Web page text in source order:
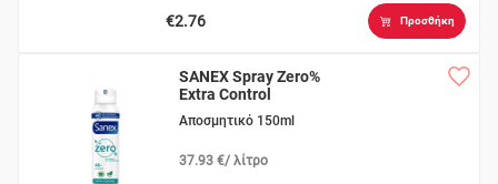
€2.76 Προσθήκη
SANEX Spray Zero%
Extra Control
Αποσμητικό 150ml
37.93 €/ λίτρο